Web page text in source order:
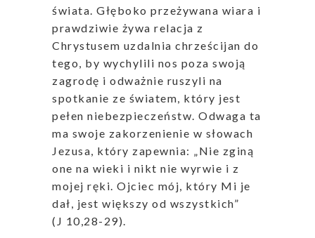
świata. Głęboko przeżywana wiara i
prawdziwie żywa relacja z
Chrystusem uzdalnia chrześcijan do
tego, by wychylili nos poza swoją
zagrodę i odważnie ruszyli na
spotkanie ze światem, który jest
pełen niebezpieczeństw. Odwaga ta
ma swoje zakorzenienie w słowach
Jezusa, który zapewnia: „Nie zginą
one na wieki i nikt nie wyrwie i z
mojej ręki. Ojciec mój, który Mi je
dał, jest większy od wszystkich”
(J 10,28-29).